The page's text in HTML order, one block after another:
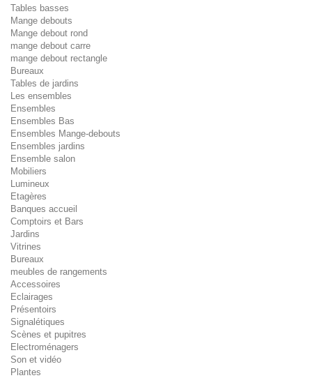
Tables basses
Mange debouts
Mange debout rond
mange debout carre
mange debout rectangle
Bureaux
Tables de jardins
Les ensembles
Ensembles
Ensembles Bas
Ensembles Mange-debouts
Ensembles jardins
Ensemble salon
Mobiliers
Lumineux
Etagères
Banques accueil
Comptoirs et Bars
Jardins
Vitrines
Bureaux
meubles de rangements
Accessoires
Eclairages
Présentoirs
Signalétiques
Scènes et pupitres
Electroménagers
Son et vidéo
Plantes